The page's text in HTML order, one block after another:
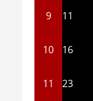
9 11
10 16
11 23